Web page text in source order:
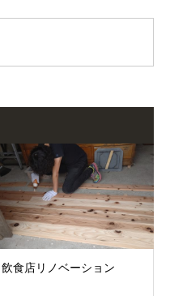
飲食店リノベーション